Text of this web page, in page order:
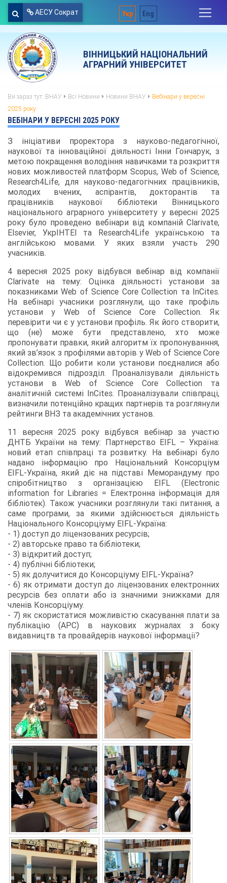
АЕСУ Сократ Укр Eng
ВІННИЦЬКИЙ НАЦІОНАЛЬНИЙ
АГРАРНИЙ УНІВЕРСИТЕТ
Ви зараз тут: ВНАУ Всі Новини Новини ВНАУ
Вебінари у вересні
2025 року
ВЕБІНАРИ У ВЕРЕСНІ 2025 РОКУ
З ініціативи проректора з науково-педагогічної,
наукової та інноваційної діяльності Інни Гончарук, з
метою покращення володіння навичками та розкриття
нових можливостей платформ Scopus, Web of Science,
Research4Life, для науково-педагогічних працівників,
молодих вчених, аспірантів, докторантів та
працівників наукової бібліотеки Вінницького
національного аграрного університету у вересні 2025
року було проведено вебінари від компаній Clarivate,
Elsevier, УкрІНТЕІ та Research4Life українською та
англійською мовами. У яких взяли участь 290
учасників.
4 вересня 2025 року відбувся вебінар від компанії
Clarivate на тему: Оцінка діяльності установи за
показниками Web of Science Core Collection та InCites.
На вебінарі учасники розглянули, що таке профіль
установи у Web of Science Core Collection. Як
перевірити чи є у установи профіль. Як його створити,
що (не) може бути представлено, хто може
пропонувати правки, який алгоритм їх пропонуванння,
який зв’язок з профілями авторів у Web of Science Core
Collection. Що робити коли установи поєдналися або
відокремився підрозділ. Проаналізували діяльність
установи в Web of Science Core Collection та
аналітичній системі InCites. Проаналізували співпраці,
визначили потенційно кращих партнерів та розглянули
рейтинги ВНЗ та академічних установ.
11 вересня 2025 року відбувся вебінар за участю
ДНТБ України на тему: Партнерство EIFL – Україна:
новий етап співпраці та розвитку. На вебінарі було
надано інформацію про Національний Консорціум
EIFL-Україна, який діє на підставі Меморандуму про
спіробітництво з організацією EIFL (Electronic
information for Libraries = Електронна інформація для
бібліотек). Також учасники розглянули такі питання, а
саме програми, за якими здійснюється діяльність
Національного Консорціуму EIFL-Україна:
- 1) доступ до ліцензованих ресурсів;
- 2) авторське право та бібліотеки;
- 3) відкритий доступ;
- 4) публічні бібліотеки;
- 5) як долучитися до Консорціуму EIFL-Україна?
- 6) як отримати доступ до ліцензованих електронних
ресурсів без оплати або із значними знижками для
членів Консорціуму.
- 7) як скористатися можливістю скасування плати за
публікацію (APC) в наукових журналах з боку
видавництв та провайдерів наукової інформації?